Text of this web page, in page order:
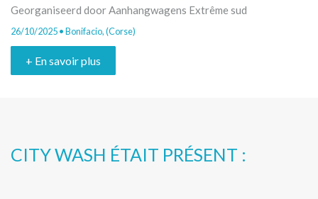
Georganiseerd door Aanhangwagens Extrême sud
26/10/2025 • Bonifacio, (Corse)
+ En savoir plus
CITY WASH ÉTAIT PRÉSENT :